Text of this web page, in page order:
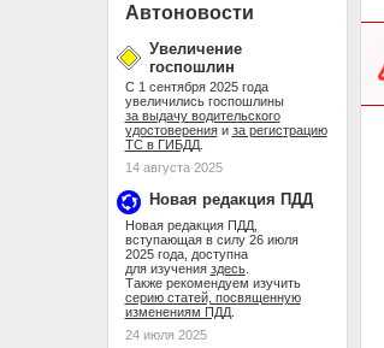
Автоновости
Увеличение
госпошлин
С 1 сентября 2025 года
увеличились госпошлины
за выдачу водительского
удостоверенияи за регистрацию
ТС в ГИБДД.
14 августа 2025
Новая редакция ПДД
Новая редакция ПДД,
вступающая в силу 26 июля
2025 года, доступна
для изучения здесь.
Также рекомендуем изучить
серию статей, посвященную
изменениям ПДД.
24 июля 2025